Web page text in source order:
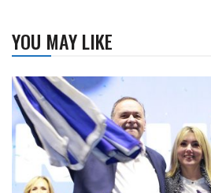
YOU MAY LIKE